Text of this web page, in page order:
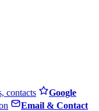
contacts
Google
Email & Contact